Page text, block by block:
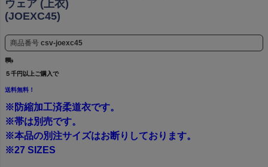
ウェア (上衣)
(JOEXC45)
商品番号 csv-joexc45
５千円以上ご購入で
送料無料！
※防縮加工済柔道衣です。
※帯は別売です。
※本品の別注サイズはお断りしております。
※27 SIZES